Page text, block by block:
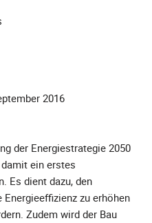
2016
der Energiestrategie 2050
ein erstes
Es dient dazu, den
Energieeffizienz zu erhöhen
Zudem wird der Bau